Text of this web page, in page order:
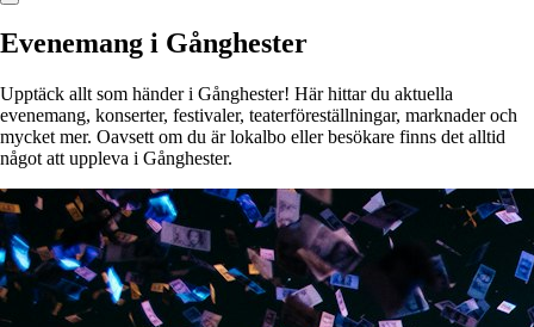
Evenemang i Gånghester
Upptäck allt som händer i Gånghester! Här hittar du aktuella
evenemang, konserter, festivaler, teaterföreställningar, marknader och
mycket mer. Oavsett om du är lokalbo eller besökare finns det alltid
något att uppleva i Gånghester.